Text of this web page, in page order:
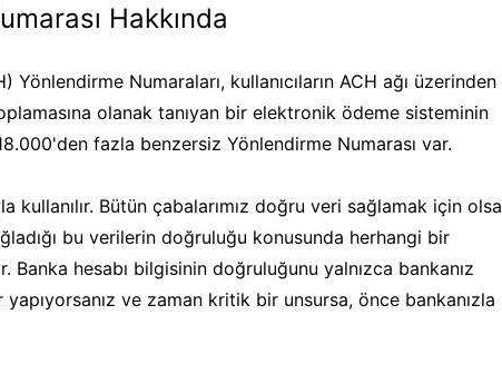
Hakkında
Numaraları, kullanıcıların ACH ağı üzerinden
olanak tanıyan bir elektronik ödeme sisteminin
fazla benzersiz Yönlendirme Numarası var.
kullanılır. Bütün çabalarımız doğru veri sağlamak için olsa
bu verilerin doğruluğu konusunda herhangi bir
hesabı bilgisinin doğruluğunu yalnızca bankanız
ve zaman kritik bir unsursa, önce bankanızla